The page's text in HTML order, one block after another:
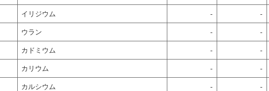
イリジウム - -
ウラン - -
カドミウム - -
カリウム - -
カルシウム - -